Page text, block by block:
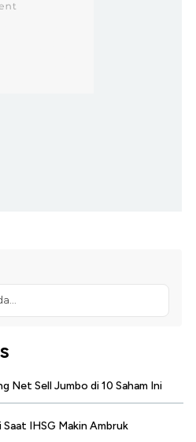
Net Sell Jumbo di 10 Saham Ini
Saat IHSG Makin Ambruk